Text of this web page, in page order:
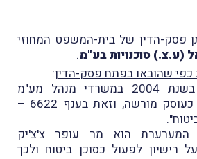
30.8.2025 ניתן פסק-הדין של בית-המשפט המחוזי
(ע.צ.) סוכנויות בע"מ.
כפי שהובאו בפתח פסק-הדין:
המערערת נרשמה בשנת 2004 במשרדי מנהל מע"מ
) כעוסק מורשה, וזאת בענף 6622 –
המערערת הוא מר עופר צ'צ'יק
רישיון לפעול כסוכן ביטוח ולכך